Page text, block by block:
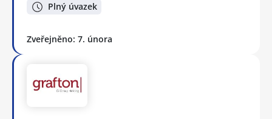
Plný úvazek
Zveřejněno: 7. února